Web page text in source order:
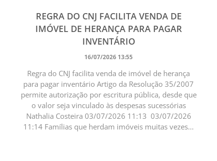
REGRA DO CNJ FACILITA VENDA DE
IMÓVEL DE HERANÇA PARA PAGAR
INVENTÁRIO
16/07/2026 13:55
Regra do CNJ facilita venda de imóvel de herança
para pagar inventário Artigo da Resolução 35/2007
permite autorização por escritura pública, desde que
o valor seja vinculado às despesas sucessórias
Nathalia Costeira 03/07/2026 11:13 03/07/2026
11:14 Famílias que herdam imóveis muitas vezes...